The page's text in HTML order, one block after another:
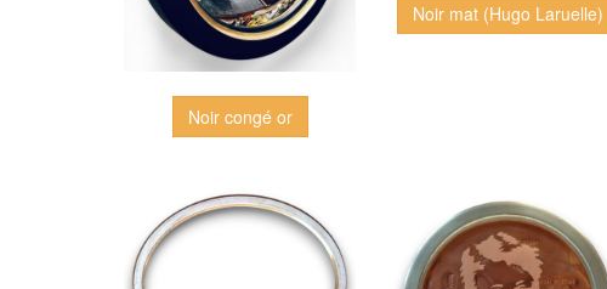
Noir congé or
Noir mat (Hugo Laruelle)